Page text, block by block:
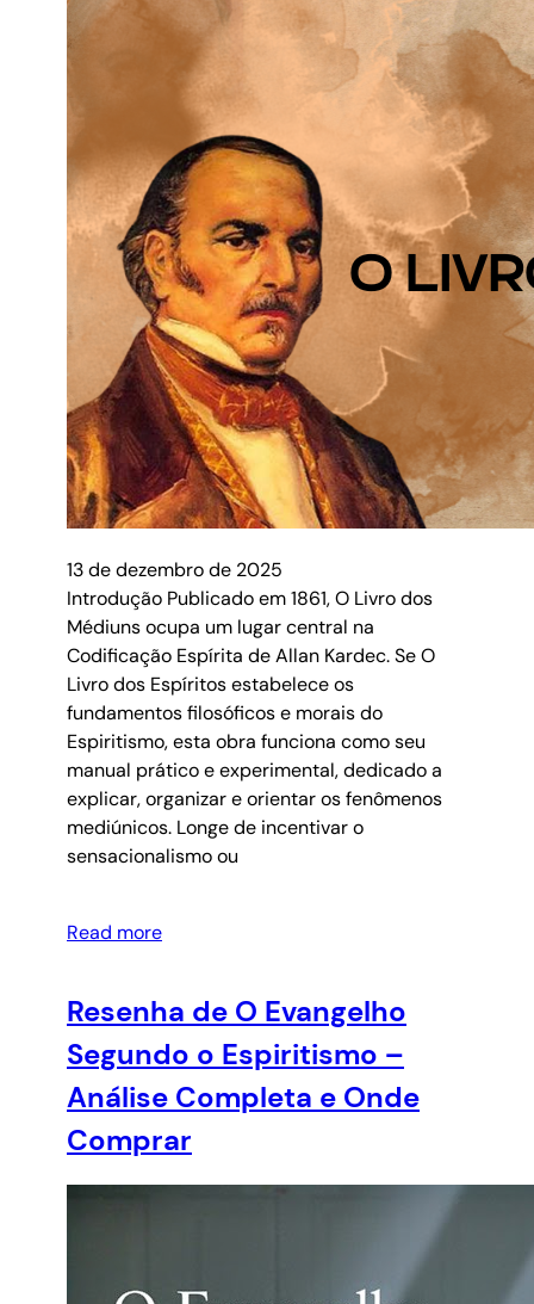
13 de dezembro de 2025
Introdução Publicado em 1861, O Livro dos
Médiuns ocupa um lugar central na
Codificação Espírita de Allan Kardec. Se O
Livro dos Espíritos estabelece os
fundamentos filosóficos e morais do
Espiritismo, esta obra funciona como seu
manual prático e experimental, dedicado a
explicar, organizar e orientar os fenômenos
mediúnicos. Longe de incentivar o
sensacionalismo ou
Read more
Resenha de O Evangelho
Segundo o Espiritismo –
Análise Completa e Onde
Comprar